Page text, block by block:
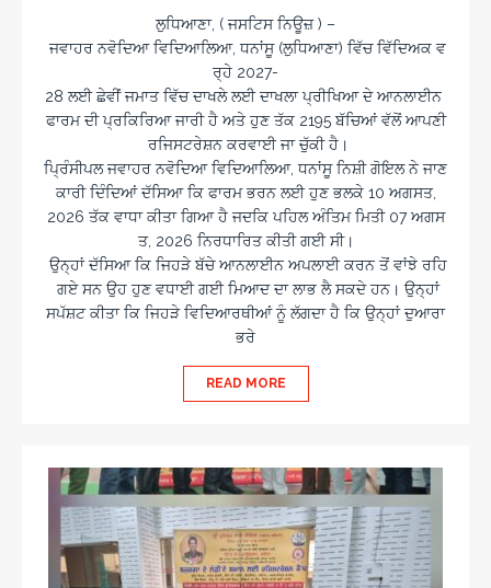
ਲੁਧਿਆਣਾ, ( ਜਸਟਿਸ ਨਿਊਜ਼ ) –
ਜਵਾਹਰ ਨਵੋਦਿਆ ਵਿਦਿਆਲਿਆ, ਧਨਾਂਸੂ (ਲੁਧਿਆਣਾ) ਵਿੱਚ ਵਿੱਦਿਅਕ ਵ
ਰ੍ਹੇ 2027-
28 ਲਈ ਛੇਵੀਂ ਜਮਾਤ ਵਿੱਚ ਦਾਖਲੇ ਲਈ ਦਾਖਲਾ ਪ੍ਰੀਖਿਆ ਦੇ ਆਨਲਾਈਨ
ਫਾਰਮ ਦੀ ਪ੍ਰਕਿਰਿਆ ਜਾਰੀ ਹੈ ਅਤੇ ਹੁਣ ਤੱਕ 2195 ਬੱਚਿਆਂ ਵੱਲੋਂ ਆਪਣੀ
ਰਜਿਸਟਰੇਸ਼ਨ ਕਰਵਾਈ ਜਾ ਚੁੱਕੀ ਹੈ।
ਪ੍ਰਿੰਸੀਪਲ ਜਵਾਹਰ ਨਵੋਦਿਆ ਵਿਦਿਆਲਿਆ, ਧਨਾਂਸੂ ਨਿਸ਼ੀ ਗੋਇਲ ਨੇ ਜਾਣ
ਕਾਰੀ ਦਿੰਦਿਆਂ ਦੱਸਿਆ ਕਿ ਫਾਰਮ ਭਰਨ ਲਈ ਹੁਣ ਭਲਕੇ 10 ਅਗਸਤ,
2026 ਤੱਕ ਵਾਧਾ ਕੀਤਾ ਗਿਆ ਹੈ ਜਦਕਿ ਪਹਿਲ ਅੰਤਿਮ ਮਿਤੀ 07 ਅਗਸ
ਤ, 2026 ਨਿਰਧਾਰਿਤ ਕੀਤੀ ਗਈ ਸੀ।
ਉਨ੍ਹਾਂ ਦੱਸਿਆ ਕਿ ਜਿਹੜੇ ਬੱਚੇ ਆਨਲਾਈਨ ਅਪਲਾਈ ਕਰਨ ਤੋਂ ਵਾਂਝੇ ਰਹਿ
ਗਏ ਸਨ ਉਹ ਹੁਣ ਵਧਾਈ ਗਈ ਮਿਆਦ ਦਾ ਲਾਭ ਲੈ ਸਕਦੇ ਹਨ। ਉਨ੍ਹਾਂ
ਸਪੱਸ਼ਟ ਕੀਤਾ ਕਿ ਜਿਹੜੇ ਵਿਦਿਆਰਥੀਆਂ ਨੂੰ ਲੱਗਦਾ ਹੈ ਕਿ ਉਨ੍ਹਾਂ ਦੁਆਰਾ
ਭਰੇ
READ MORE